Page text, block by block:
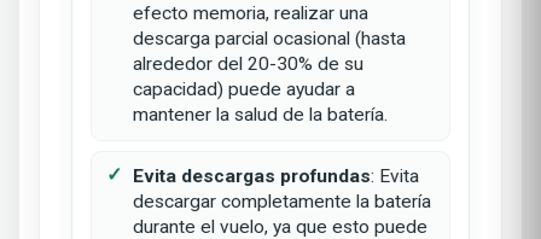
efecto memoria, realizar una
descarga parcial ocasional (hasta
alrededor del 20-30% de su
capacidad) puede ayudar a
mantener la salud de la batería.
Evita descargas profundas: Evita
descargar completamente la batería
durante el vuelo, ya que esto puede